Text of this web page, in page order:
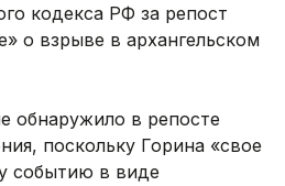
кодекса РФ за репост
о взрыве в архангельском
обнаружило в репосте
поскольку Горина «свое
событию в виде